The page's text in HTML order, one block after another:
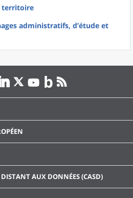
territoire
administratifs, d’étude et
DISTANT AUX DONNÉES (CASD)